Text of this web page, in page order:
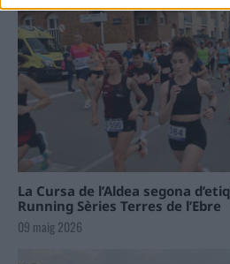
La Cursa de l’Aldea segona
Running Sèries Terres de l’Ebre
09 maig 2026